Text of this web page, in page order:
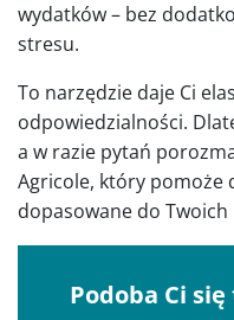
wydatków – bez
stresu.
To narzędzie daje Ci
odpowiedzialności.
a w razie pytań
Agricole, który pomoże
dopasowane do
Podoba Ci